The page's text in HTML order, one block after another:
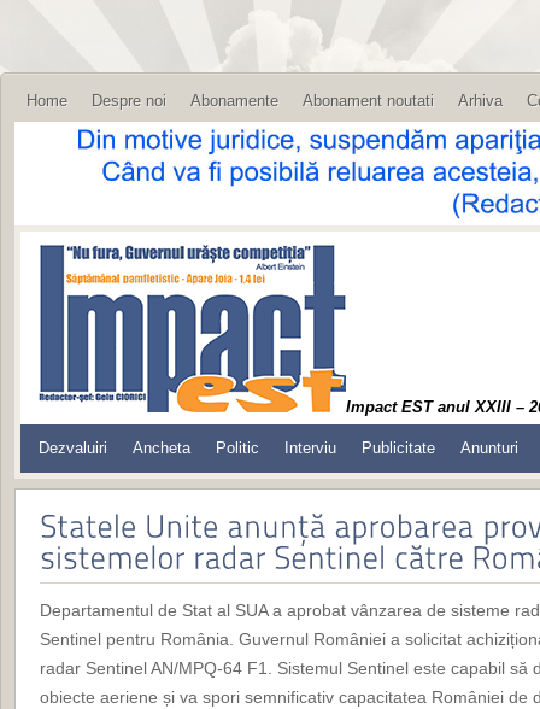
Home Despre noi Abonamente Abonament noutati Arhiva
Impact EST anul XXIII –
Dezvaluiri Ancheta Politic Interviu Publicitate Anunturi
Departamentul de Stat al SUA a aprobat vânzarea de sisteme
Sentinel pentru România. Guvernul României a solicitat
radar Sentinel AN/MPQ-64 F1. Sistemul Sentinel este capabil să
obiecte aeriene și va spori semnificativ capacitatea României de